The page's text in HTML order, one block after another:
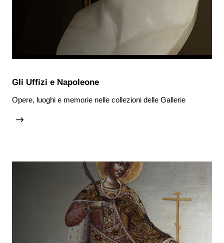
Gli Uffizi e Napoleone
Opere, luoghi e memorie nelle collezioni delle Gallerie